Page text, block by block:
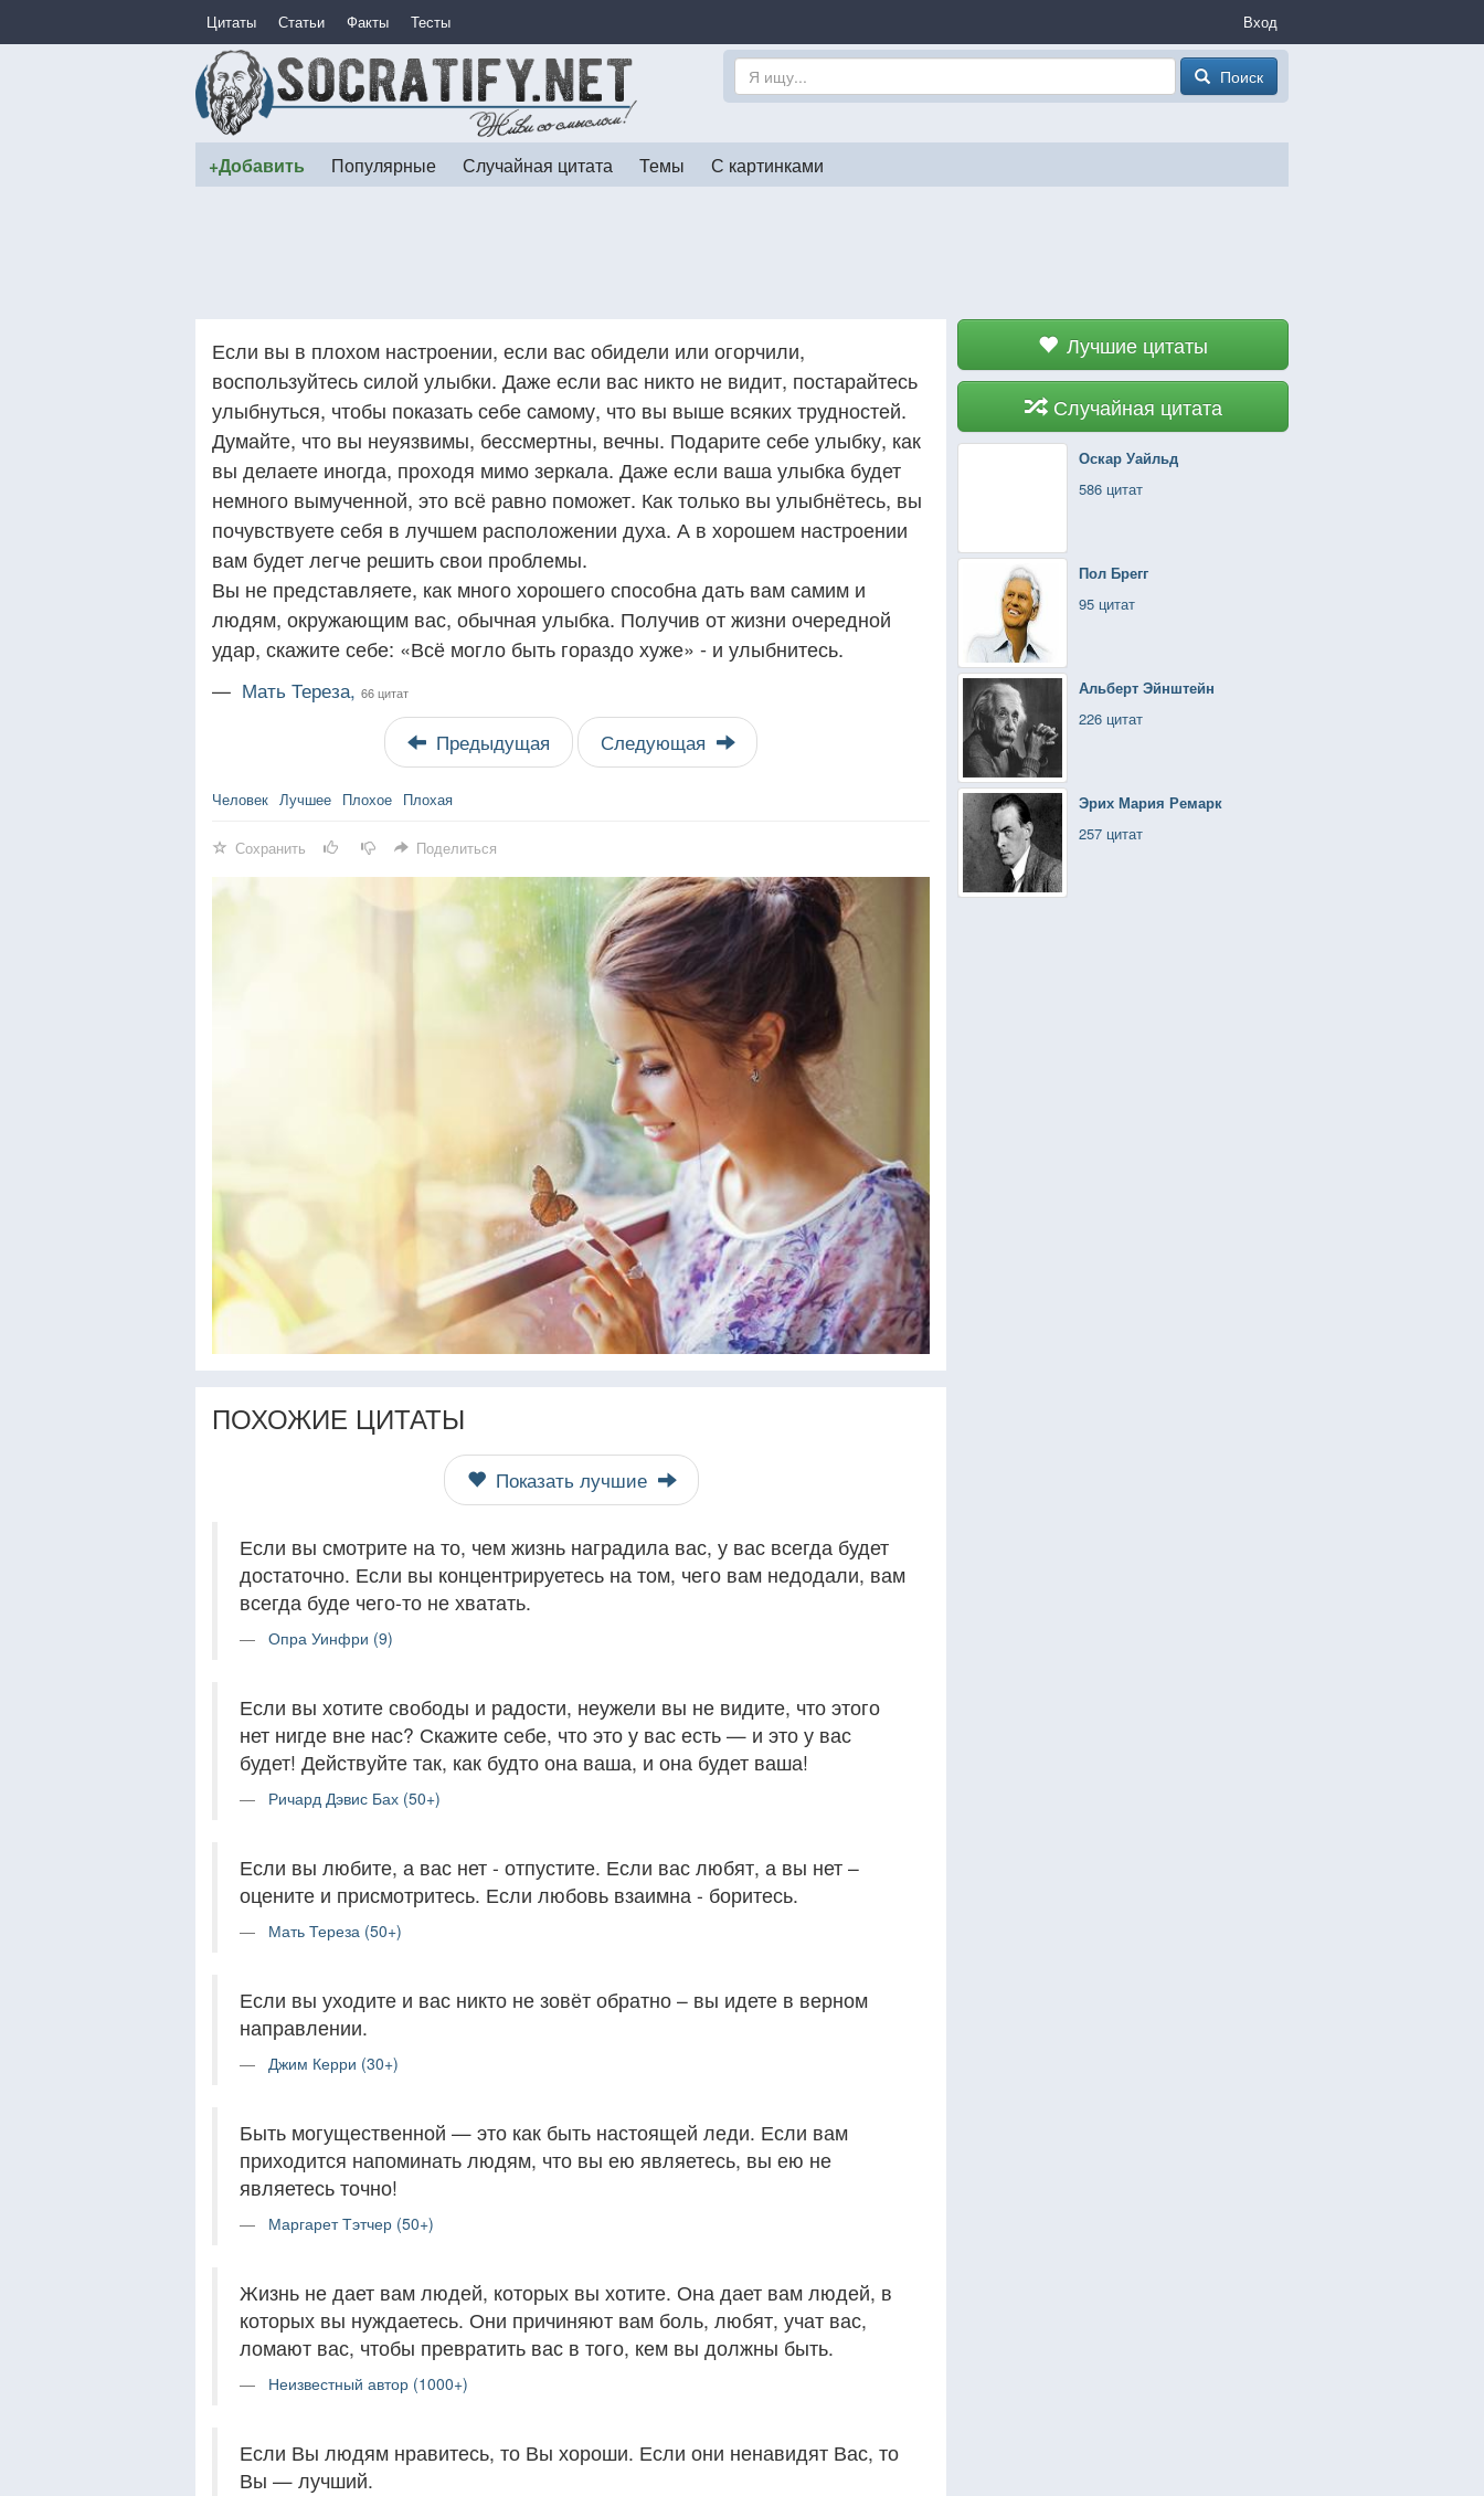
Цитаты Статьи Факты Тесты Вход
Поиск
+Добавить Популярные Случайная цитата Темы С картинками
Лучшие цитаты
Случайная цитата
Оскар Уайльд
586 цитат
Пол Брегг
95 цитат
Альберт Эйнштейн
226 цитат
Эрих Мария Ремарк
257 цитат
Если вы в плохом настроении, если вас обидели или огорчили,
воспользуйтесь силой улыбки. Даже если вас никто не видит, постарайтесь
улыбнуться, чтобы показать себе самому, что вы выше всяких трудностей.
Думайте, что вы неуязвимы, бессмертны, вечны. Подарите себе улыбку, как
вы делаете иногда, проходя мимо зеркала. Даже если ваша улыбка будет
немного вымученной, это всё равно поможет. Как только вы улыбнётесь, вы
почувствуете себя в лучшем расположении духа. А в хорошем настроении
вам будет легче решить свои проблемы.
Вы не представляете, как много хорошего способна дать вам самим и
людям, окружающим вас, обычная улыбка. Получив от жизни очередной
удар, скажите себе: «Всё могло быть гораздо хуже» - и улыбнитесь.
— Мать Тереза, 66 цитат
Предыдущая Следующая
Человек Лучшее Плохое Плохая
Сохранить Поделиться
ПОХОЖИЕ ЦИТАТЫ
Показать лучшие
Если вы смотрите на то, чем жизнь наградила вас, у вас всегда будет
достаточно. Если вы концентрируетесь на том, чего вам недодали, вам
всегда буде чего-то не хватать.
Опра Уинфри (9)
Если вы хотите свободы и радости, неужели вы не видите, что этого
нет нигде вне нас? Скажите себе, что это у вас есть — и это у вас
будет! Действуйте так, как будто она ваша, и она будет ваша!
Ричард Дэвис Бах (50+)
Если вы любите, а вас нет - отпустите. Если вас любят, а вы нет –
оцените и присмотритесь. Если любовь взаимна - боритесь.
Мать Тереза (50+)
Если вы уходите и вас никто не зовёт обратно – вы идете в верном
направлении.
Джим Керри (30+)
Быть могущественной — это как быть настоящей леди. Если вам
приходится напоминать людям, что вы ею являетесь, вы ею не
являетесь точно!
Маргарет Тэтчер (50+)
Жизнь не дает вам людей, которых вы хотите. Она дает вам людей, в
которых вы нуждаетесь. Они причиняют вам боль, любят, учат вас,
ломают вас, чтобы превратить вас в того, кем вы должны быть.
Неизвестный автор (1000+)
Если Вы людям нравитесь, то Вы хороши. Если они ненавидят Вас, то
Вы — лучший.